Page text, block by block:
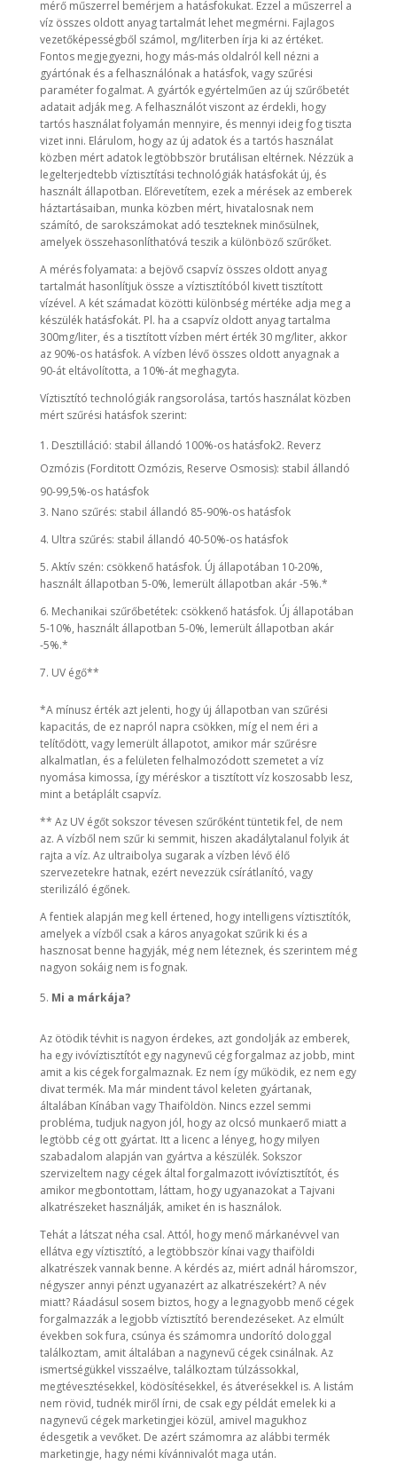
mérő műszerrel bemérjem a hatásfokukat. Ezzel a műszerrel a
víz összes oldott anyag tartalmát lehet megmérni. Fajlagos
vezetőképességből számol, mg/literben írja ki az értéket.
Fontos megjegyezni, hogy más-más oldalról kell nézni a
gyártónak és a felhasználónak a hatásfok, vagy szűrési
paraméter fogalmat. A gyártók egyértelműen az új szűrőbetét
adatait adják meg. A felhasználót viszont az érdekli, hogy
tartós használat folyamán mennyire, és mennyi ideig fog tiszta
vizet inni. Elárulom, hogy az új adatok és a tartós használat
közben mért adatok legtöbbször brutálisan eltérnek. Nézzük a
legelterjedtebb víztisztítási technológiák hatásfokát új, és
használt állapotban. Előrevetítem, ezek a mérések az emberek
háztartásaiban, munka közben mért, hivatalosnak nem
számító, de sarokszámokat adó teszteknek minősülnek,
amelyek összehasonlíthatóvá teszik a különböző szűrőket.
A mérés folyamata: a bejövő csapvíz összes oldott anyag
tartalmát hasonlítjuk össze a víztisztítóból kivett tisztított
vízével. A két számadat közötti különbség mértéke adja meg a
készülék hatásfokát. Pl. ha a csapvíz oldott anyag tartalma
300mg/liter, és a tisztított vízben mért érték 30 mg/liter, akkor
az 90%-os hatásfok. A vízben lévő összes oldott anyagnak a
90-át eltávolította, a 10%-át meghagyta.
Víztisztító technológiák rangsorolása, tartós használat közben
mért szűrési hatásfok szerint:
Desztilláció: stabil állandó 100%-os hatásfok2. Reverz
Ozmózis (Forditott Ozmózis, Reserve Osmosis): stabil állandó
90-99,5%-os hatásfok
3. Nano szűrés: stabil állandó 85-90%-os hatásfok
4. Ultra szűrés: stabil állandó 40-50%-os hatásfok
5. Aktív szén: csökkenő hatásfok. Új állapotában 10-20%,
használt állapotban 5-0%, lemerült állapotban akár -5%.*
6. Mechanikai szűrőbetétek: csökkenő hatásfok. Új állapotában
5-10%, használt állapotban 5-0%, lemerült állapotban akár
-5%.*
7. UV égő**
*A mínusz érték azt jelenti, hogy új állapotban van szűrési
kapacitás, de ez napról napra csökken, míg el nem éri a
telítődött, vagy lemerült állapotot, amikor már szűrésre
alkalmatlan, és a felületen felhalmozódott szemetet a víz
nyomása kimossa, így méréskor a tisztított víz koszosabb lesz,
mint a betáplált csapvíz.
** Az UV égőt sokszor tévesen szűrőként tüntetik fel, de nem
az. A vízből nem szűr ki semmit, hiszen akadálytalanul folyik át
rajta a víz. Az ultraibolya sugarak a vízben lévő élő
szervezetekre hatnak, ezért nevezzük csírátlanító, vagy
sterilizáló égőnek.
A fentiek alapján meg kell értened, hogy intelligens víztisztítók,
amelyek a vízből csak a káros anyagokat szűrik ki és a
hasznosat benne hagyják, még nem léteznek, és szerintem még
nagyon sokáig nem is fognak.
Mi a márkája?
Az ötödik tévhit is nagyon érdekes, azt gondolják az emberek,
ha egy ivóvíztisztítót egy nagynevű cég forgalmaz az jobb, mint
amit a kis cégek forgalmaznak. Ez nem így működik, ez nem egy
divat termék. Ma már mindent távol keleten gyártanak,
általában Kínában vagy Thaiföldön. Nincs ezzel semmi
probléma, tudjuk nagyon jól, hogy az olcsó munkaerő miatt a
legtöbb cég ott gyártat. Itt a licenc a lényeg, hogy milyen
szabadalom alapján van gyártva a készülék. Sokszor
szervizeltem nagy cégek által forgalmazott ivóvíztisztítót, és
amikor megbontottam, láttam, hogy ugyanazokat a Tajvani
alkatrészeket használják, amiket én is használok.
Tehát a látszat néha csal. Attól, hogy menő márkanévvel van
ellátva egy víztisztító, a legtöbbször kínai vagy thaiföldi
alkatrészek vannak benne. A kérdés az, miért adnál háromszor,
négyszer annyi pénzt ugyanazért az alkatrészekért? A név
miatt? Ráadásul sosem biztos, hogy a legnagyobb menő cégek
forgalmazzák a legjobb víztisztító berendezéseket. Az elmúlt
években sok fura, csúnya és számomra undorító dologgal
találkoztam, amit általában a nagynevű cégek csinálnak. Az
ismertségükkel visszaélve, találkoztam túlzássokkal,
megtévesztésekkel, ködösítésekkel, és átverésekkel is. A listám
nem rövid, tudnék miről írni, de csak egy példát emelek ki a
nagynevű cégek marketingjei közül, amivel magukhoz
édesgetik a vevőket. De azért számomra az alábbi termék
marketingje, hagy némi kívánnivalót maga után.